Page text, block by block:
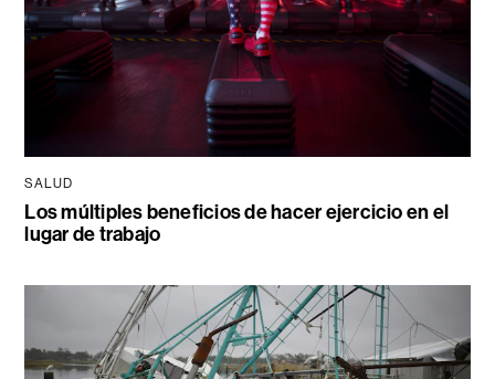
SALUD
Los múltiples beneficios de hacer ejercicio en el
lugar de trabajo